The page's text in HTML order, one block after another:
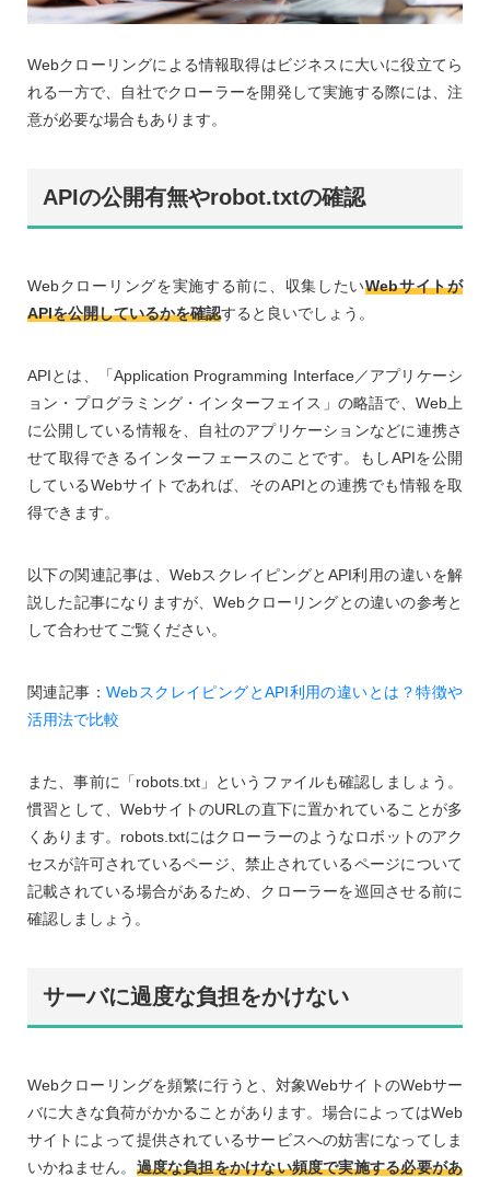
Webクローリングによる情報取得はビジネスに大いに役立てら
れる一方で、自社でクローラーを開発して実施する際には、注
意が必要な場合もあります。
APIの公開有無やrobot.txtの確認
Webクローリングを実施する前に、収集したいWebサイトが
APIを公開しているかを確認すると良いでしょう。
APIとは、「Application Programming Interface／アプリケーシ
ョン・プログラミング・インターフェイス」の略語で、Web上
に公開している情報を、自社のアプリケーションなどに連携さ
せて取得できるインターフェースのことです。もしAPIを公開
しているWebサイトであれば、そのAPIとの連携でも情報を取
得できます。
以下の関連記事は、WebスクレイピングとAPI利用の違いを解
説した記事になりますが、Webクローリングとの違いの参考と
して合わせてご覧ください。
関連記事：WebスクレイピングとAPI利用の違いとは？特徴や
活用法で比較
また、事前に「robots.txt」というファイルも確認しましょう。
慣習として、WebサイトのURLの直下に置かれていることが多
くあります。robots.txtにはクローラーのようなロボットのアク
セスが許可されているページ、禁止されているページについて
記載されている場合があるため、クローラーを巡回させる前に
確認しましょう。
サーバに過度な負担をかけない
Webクローリングを頻繁に行うと、対象WebサイトのWebサー
バに大きな負荷がかかることがあります。場合によってはWeb
サイトによって提供されているサービスへの妨害になってしま
いかねません。 過度な負担をかけない頻度で実施する必要があ